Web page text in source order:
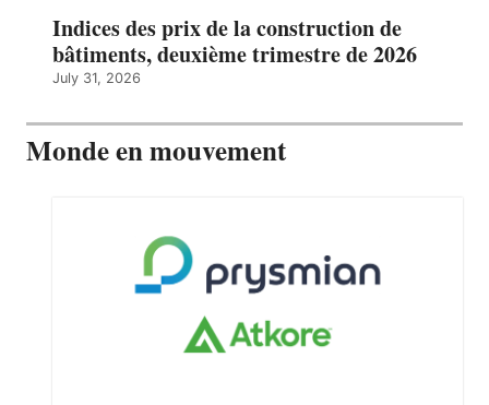
Indices des prix de la construction de
bâtiments, deuxième trimestre de 2026
July 31, 2026
Monde en mouvement